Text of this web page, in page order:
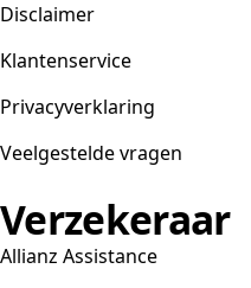
Disclaimer
Klantenservice
Privacyverklaring
Veelgestelde vragen
Verzekeraar
Allianz Assistance